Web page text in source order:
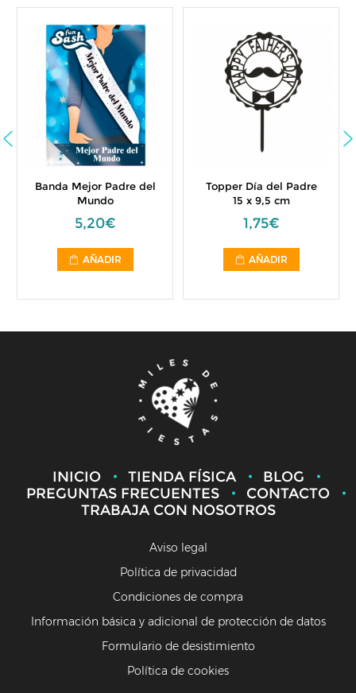
Banda Mejor Padre del
Mundo
5,20€
AÑADIR
Topper Día del Padre
15 x 9,5 cm
1,75€
AÑADIR
INICIO TIENDA FÍSICA
BLOG
PREGUNTAS FRECUENTES
CONTACTO
TRABAJA CON NOSOTROS
Aviso legal
Política de privacidad
Condiciones de compra
Información básica y adicional de protección de datos
Formulario de desistimiento
Política de cookies